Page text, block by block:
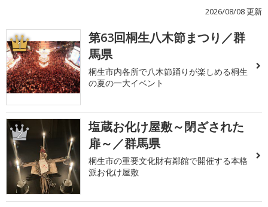
2026/08/08 更新
1
第63回桐生八木節まつり／群
馬県
桐生市内各所で八木節踊りが楽しめる桐生
の夏の一大イベント
2
塩蔵お化け屋敷～閉ざされた
扉～／群馬県
桐生市の重要文化財有鄰館で開催する本格
派お化け屋敷